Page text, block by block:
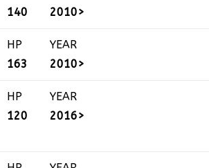
140
2010>
HP
163
YEAR
2010>
HP
120
YEAR
2016>